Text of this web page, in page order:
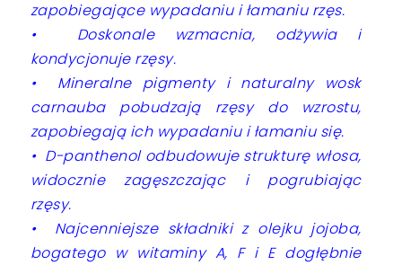
zapobiegające wypadaniu i łamaniu rzęs.
• Doskonale wzmacnia, odżywia i
kondycjonuje rzęsy.
• Mineralne pigmenty i naturalny wosk
carnauba pobudzają rzęsy do wzrostu,
zapobiegają ich wypadaniu i łamaniu się.
• D-panthenol odbudowuje strukturę włosa,
widocznie zagęszczając i pogrubiając
rzęsy.
• Najcenniejsze składniki z olejku jojoba,
bogatego w witaminy A, F i E dogłębnie